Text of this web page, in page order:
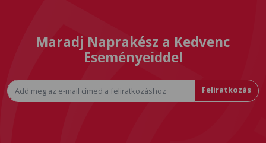
Maradj Naprakész a Kedvenc
Eseményeiddel
Feliratkozás